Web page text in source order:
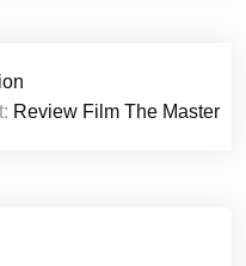
Review Film The Master